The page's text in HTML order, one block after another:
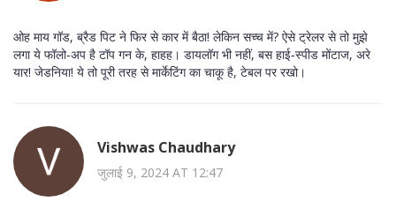
ओह माय गॉड, ब्रैड पिट ने फिर से कार में बैठा! लेकिन सच्च में? ऐसे ट्रेलर से तो मुझे
लगा ये फॉलो‑अप है टॉप गन के, हाहह। डायलॉग भी नहीं, बस हाई‑स्पीड मोंटाज, अरे
यार! जेडनिया! ये तो पूरी तरह से मार्केटिंग का चाकू है, टेबल पर रखो।
Vishwas Chaudhary
जुलाई 9, 2024 AT 12:47